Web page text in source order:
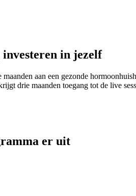
investeren in jezelf
aan een gezonde
drie maanden toegang tot de live
er uit